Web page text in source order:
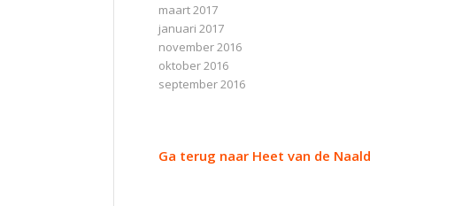
maart 2017
januari 2017
november 2016
oktober 2016
september 2016
Ga terug naar Heet van de Naald